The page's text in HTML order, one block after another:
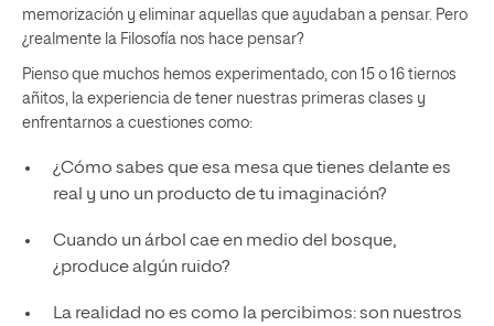
memorización y eliminar aquellas que ayudaban a pensar. Pero
¿realmente la Filosofía nos hace pensar?
Pienso que muchos hemos experimentado, con 15 o 16 tiernos
añitos, la experiencia de tener nuestras primeras clases y
enfrentarnos a cuestiones como:
¿Cómo sabes que esa mesa que tienes delante es
real y uno un producto de tu imaginación?
Cuando un árbol cae en medio del bosque,
¿produce algún ruido?
La realidad no es como la percibimos: son nuestros